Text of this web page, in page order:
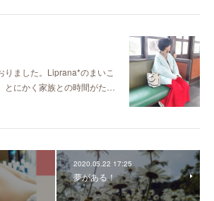
りました。Liprana*のまいこ
とにかく家族との時間がた…
2020.05.22 17:25
夢がある！